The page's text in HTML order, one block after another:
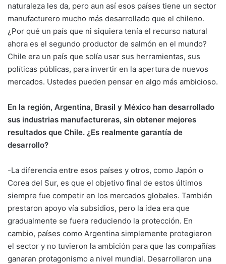
naturaleza les da, pero aun así esos países tiene un sector
manufacturero mucho más desarrollado que el chileno.
¿Por qué un país que ni siquiera tenía el recurso natural
ahora es el segundo productor de salmón en el mundo?
Chile era un país que solía usar sus herramientas, sus
políticas públicas, para invertir en la apertura de nuevos
mercados. Ustedes pueden pensar en algo más ambicioso.
En la región, Argentina, Brasil y México han desarrollado
sus industrias manufactureras, sin obtener mejores
resultados que Chile. ¿Es realmente garantía de
desarrollo?
-La diferencia entre esos países y otros, como Japón o
Corea del Sur, es que el objetivo final de estos últimos
siempre fue competir en los mercados globales. También
prestaron apoyo vía subsidios, pero la idea era que
gradualmente se fuera reduciendo la protección. En
cambio, países como Argentina simplemente protegieron
el sector y no tuvieron la ambición para que las compañías
ganaran protagonismo a nivel mundial. Desarrollaron una